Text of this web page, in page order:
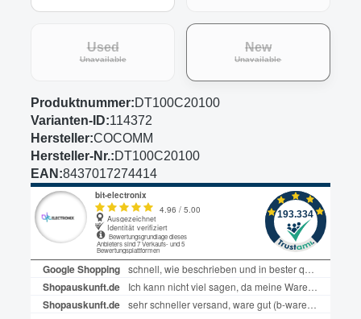
Used
Unavailable(This option is currently unavailable.)
New
Unavailable(This option is
Produktnummer:DT100C20100
Varianten-ID:114372
Hersteller:COCOMM
Hersteller-Nr.:DT100C20100
EAN:8437017274414